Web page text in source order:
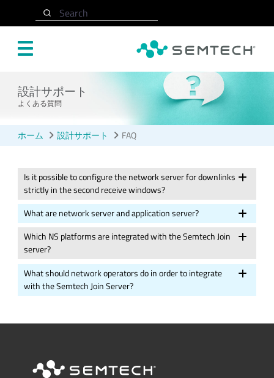
Search
設計サポート
よくある質問
ホーム 設計サポート FAQ
Is it possible to configure the network server for downlinks
strictly in the second receive windows?
What are network server and application server?
Which NS platforms are integrated with the Semtech Join
server?
What should network operators do in order to integrate
with the Semtech Join Server?